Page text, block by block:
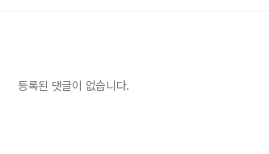
등록된 댓글이 없습니다.